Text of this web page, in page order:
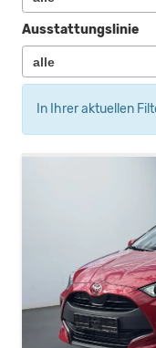
Ausstattungslinie
In Ihrer aktuellen